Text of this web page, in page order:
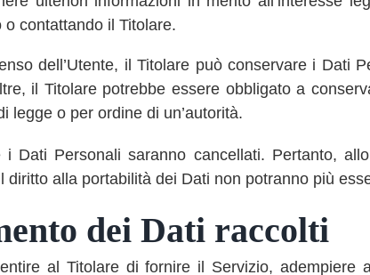
contattando il Titolare.
dell’Utente, il Titolare può conservare i Dati
il Titolare potrebbe essere obbligato a
legge o per ordine di un’autorità.
Dati Personali saranno cancellati. Pertanto,
alla portabilità dei Dati non potranno più
dei Dati raccolti
al Titolare di fornire il Servizio, adempiere